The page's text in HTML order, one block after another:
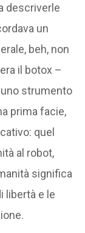
descriverle
un
beh, non
il botox –
uno strumento
prima facie,
quel
al robot,
significa
libertà e le